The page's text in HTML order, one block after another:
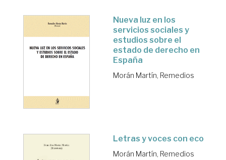
Nueva luz en los
servicios sociales y
estudios sobre el
estado de derecho en
España
Morán Martín, Remedios
Letras y voces con eco
Morán Martín, Remedios